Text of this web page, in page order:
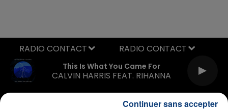
This Is What You Came For
CALVIN HARRIS FEAT. RIHANNA
RADIO CONTACT
Continuer sans accepter